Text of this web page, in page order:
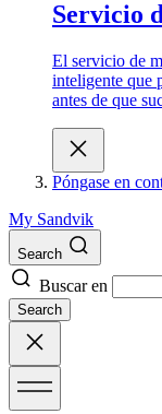
Servicio
El servicio de
inteligente que
antes de que
Póngase en
My Sandvik
Search
Buscar en
Search